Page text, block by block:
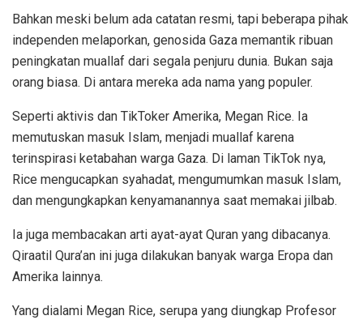
Bahkan meski belum ada catatan resmi, tapi beberapa pihak
independen melaporkan, genosida Gaza memantik ribuan
peningkatan muallaf dari segala penjuru dunia. Bukan saja
orang biasa. Di antara mereka ada nama yang populer.
Seperti aktivis dan TikToker Amerika, Megan Rice. Ia
memutuskan masuk Islam, menjadi muallaf karena
terinspirasi ketabahan warga Gaza. Di laman TikTok nya,
Rice mengucapkan syahadat, mengumumkan masuk Islam,
dan mengungkapkan kenyamanannya saat memakai jilbab.
Ia juga membacakan arti ayat-ayat Quran yang dibacanya.
Qiraatil Qura’an ini juga dilakukan banyak warga Eropa dan
Amerika lainnya.
Yang dialami Megan Rice, serupa yang diungkap Profesor